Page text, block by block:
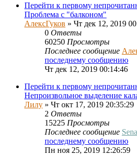
Перейти к первому
Проблема с "балконом"
АлексГуков » Чт дек 12, 2019
0 Ответы
60250 Просмотры
Последнее сообщение
последнему сообщению
Чт дек 12, 2019 00:14:46
Перейти к первому
Непроизвольное выделение
Лилу » Чт окт 17, 2019 20:35:29
2 Ответы
15225 Просмотры
Последнее сообщение
последнему сообщению
Пн ноя 25, 2019 12:26:59